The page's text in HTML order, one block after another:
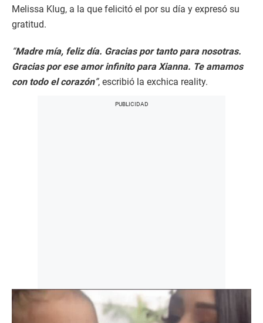
Melissa Klug, a la que felicitó el por su día y expresó su
gratitud.
“Madre mía, feliz día. Gracias por tanto para nosotras.
Gracias por ese amor infinito para Xianna. Te amamos
con todo el corazón”, escribió la exchica reality.